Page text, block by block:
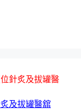
針炙及拔罐醫
及拔罐醫舘